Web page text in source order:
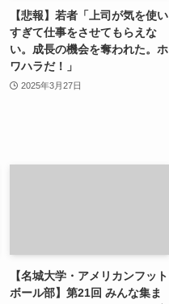
【悲報】若者「上司が気を使い
すぎて仕事をさせてもらえな
い。成長の機会を奪われた。ホ
ワハラだ！」
2025年3月27日
【名城大学・アメリカンフット
ボール部】第21回 みんな集ま